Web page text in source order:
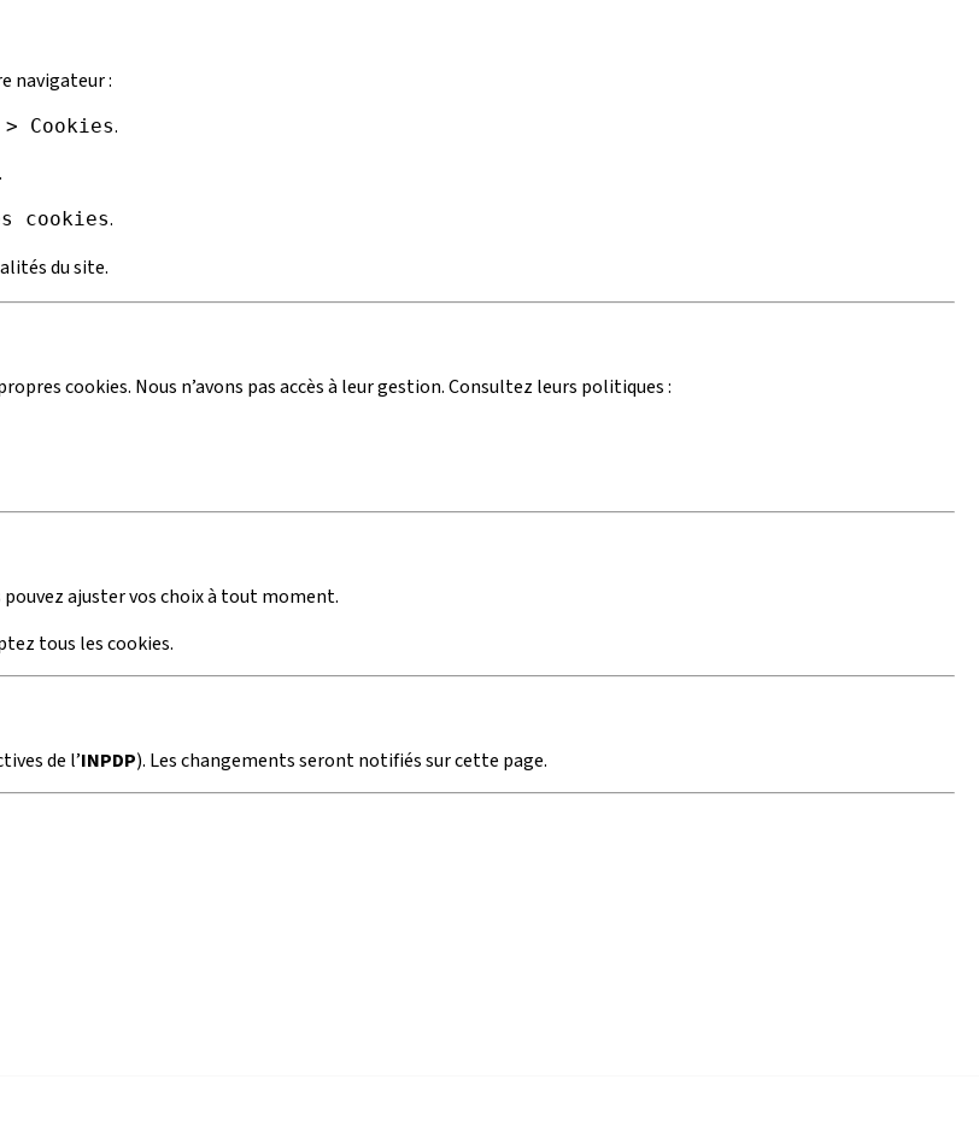
navigateur :
Cookies.
.
cookies.
du site.
cookies. Nous n’avons pas accès à leur gestion. Consultez leurs politiques :
pouvez ajuster vos choix à tout moment.
tous les cookies.
de l’INPDP). Les changements seront notifiés sur cette page.